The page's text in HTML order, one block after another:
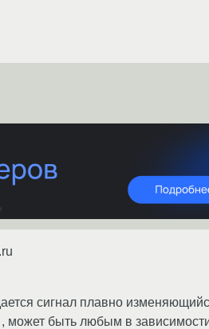
сигнал плавно
может быть любым в